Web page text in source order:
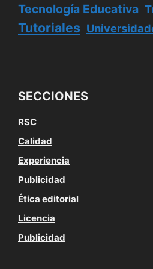
Tecnología Educativa
Tutoriales
SECCIONES
RSC
Calidad
Experiencia
Publicidad
Ética editorial
Licencia
Publicidad